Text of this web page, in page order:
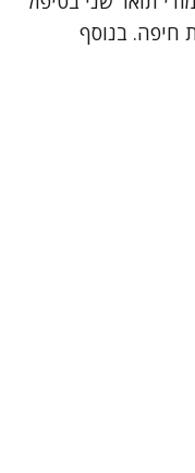
חיפה. בנוסף